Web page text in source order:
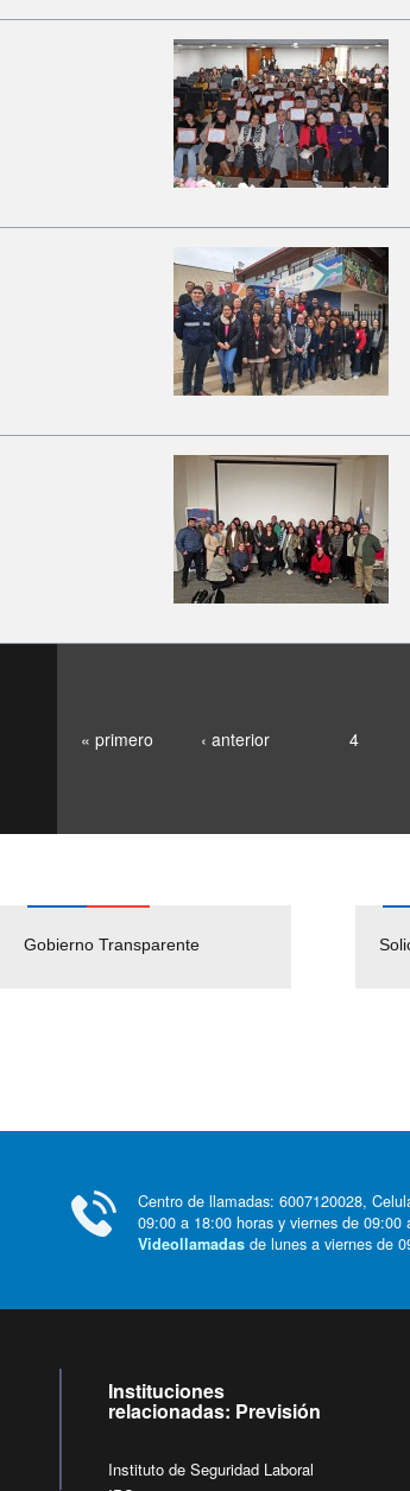
« primero ‹ anterior 4
Gobierno Transparente Pago Proveedores
Centro de llamadas: 6007120028,
09:00 a 18:00 horas y viernes de 09:00
Videollamadas de lunes a viernes de
Instituciones
relacionadas: Previsión
Instituto de Seguridad Laboral